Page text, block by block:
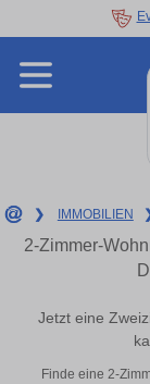
❯ IMMOBILIEN
2-Zimmer-
Jetzt eine
Finde eine 2-